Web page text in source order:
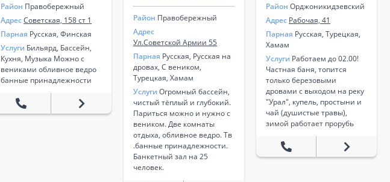
Район Правобережный
АдресСоветская, 158 ст 1
Парная Русская, Финская
Услуги Бильярд, Бассейн,
Кухня, Музыка Можно с
вениками обливное ведро
банные принадлежности
Район Правобережный
Адрес
Ул.Советской Армии 55
Парная Русская, Русская на
дровах, С веником,
Турецкая, Хамам
Услуги Огромный бассейн,
чистый тёплый и глубокий.
Париться можно и нужно с
веником. Две комнаты
отдыха, обливное ведро. Тв
.банные принадлежности.
Банкетный зал на 25
человек.
Район Орджоникидзевский
Адрес Рабочая, 41
Парная Русская, Турецкая,
Хамам
Услуги Работаем до 02.00!
Частная баня, топится
только березовыми
дровами с выходом на реку
"Урал", купель, простыни и
чай (душистые травы),
зимой работает прорубь